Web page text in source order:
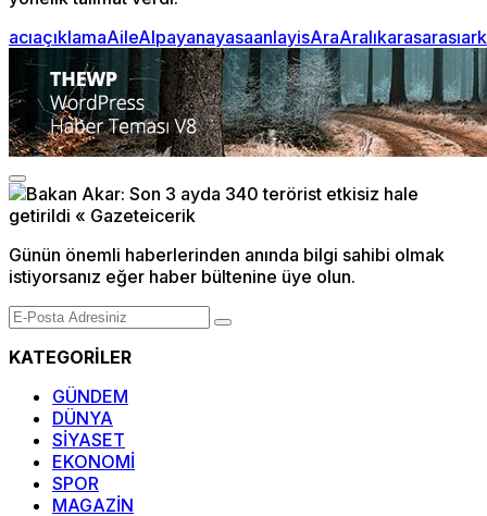
acıaçıklamaAileAlpayanayasaanlayisAraAralıkarasarası
Günün önemli haberlerinden anında bilgi sahibi olmak
istiyorsanız eğer haber bültenine üye olun.
KATEGORİLER
GÜNDEM
DÜNYA
SİYASET
EKONOMİ
SPOR
MAGAZİN